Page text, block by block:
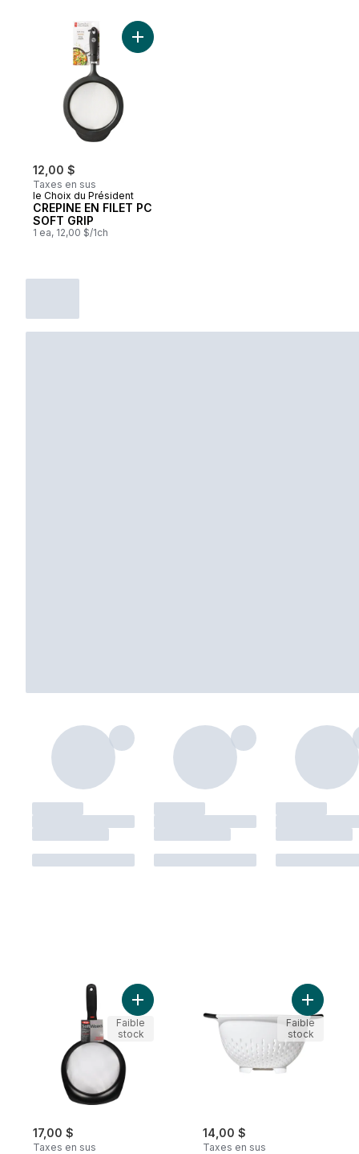
12,00 $
Taxes en sus
le Choix du Président
CREPINE EN FILET PC
SOFT GRIP
1 ea, 12,00 $/1ch
Ajouter CREPINE EN FILET PC SOFT
17,00 $
Taxes en sus
Ajouter Passoire au panier
Faible
stock
14,00 $
Taxes en sus
Ajouter
Faible
stock